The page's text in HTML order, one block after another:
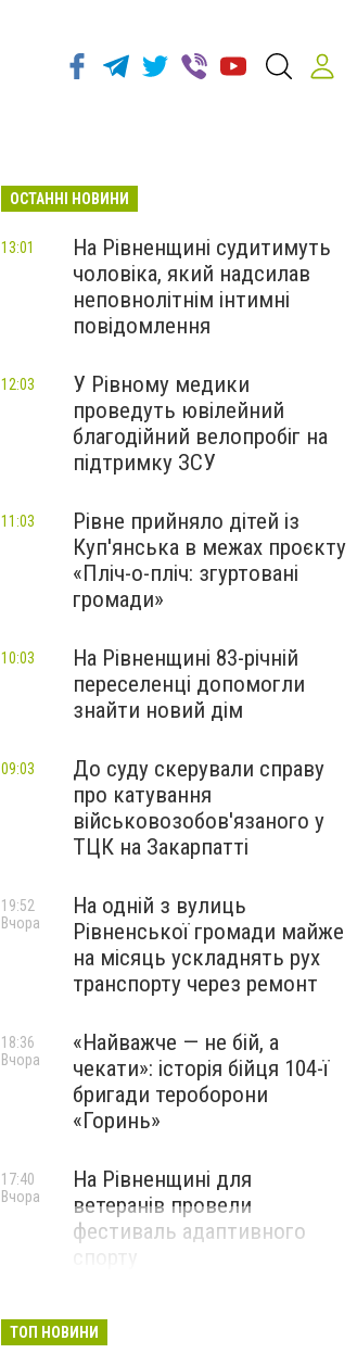
ОСТАННІ НОВИНИ
На Рівненщині судитимуть
чоловіка, який надсилав
неповнолітнім інтимні
повідомлення
13:01
У Рівному медики
проведуть ювілейний
благодійний велопробіг на
підтримку ЗСУ
12:03
Рівне прийняло дітей із
Куп'янська в межах проєкту
«Пліч-о-пліч: згуртовані
громади»
11:03
На Рівненщині 83-річній
переселенці допомогли
знайти новий дім
10:03
До суду скерували справу
про катування
військовозобов'язаного у
ТЦК на Закарпатті
09:03
На одній з вулиць
Рівненської громади майже
на місяць ускладнять рух
транспорту через ремонт
19:52
Вчора
«Найважче — не бій, а
чекати»: історія бійця 104-ї
бригади тероборони
«Горинь»
18:36
Вчора
На Рівненщині для
ветеранів провели
фестиваль адаптивного
17:40
Вчора
ТОП НОВИНИ